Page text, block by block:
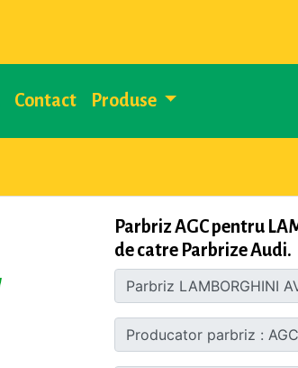
Contact Produse
Parbriz AGC pentru
de catre Parbrize Audi.